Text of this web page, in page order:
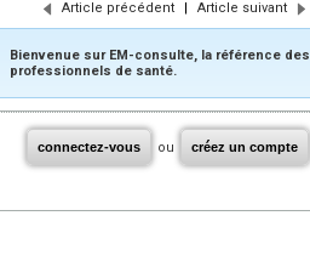
Article précédent | Article suivant
Bienvenue sur EM-consulte, la référence des
professionnels de santé.
connectez-vous ou créez un compte